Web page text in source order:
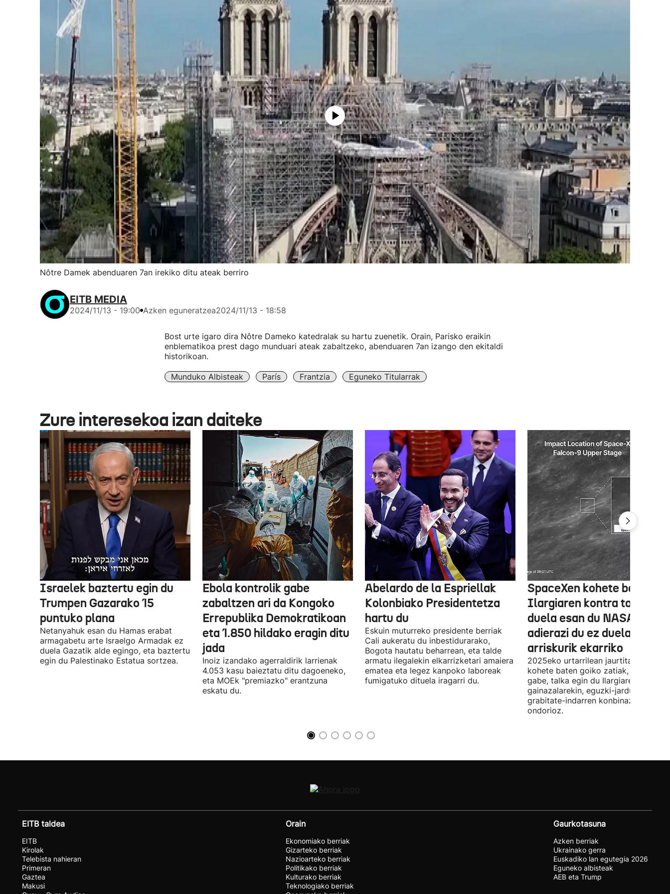
Nôtre Damek abenduaren 7an irekiko ditu ateak berriro
EITB MEDIA
2024/11/13 - 19:00 Azken eguneratzea2024/11/13 - 18:58
Bost urte igaro dira Nôtre Dameko katedralak su hartu zuenetik. Orain, Parisko eraikin
enblematikoa prest dago munduari ateak zabaltzeko, abenduaren 7an izango den ekitaldi
historikoan.
Munduko Albisteak París Frantzia Eguneko Titularrak
Zure interesekoa izan daiteke
Israelek baztertu egin du
Trumpen Gazarako 15
puntuko plana
Netanyahuk esan du Hamas erabat
armagabetu arte Israelgo Armadak ez
duela Gazatik alde egingo, eta baztertu
egin du Palestinako Estatua sortzea.
Ebola kontrolik gabe
zabaltzen ari da Kongoko
Errepublika Demokratikoan
eta 1.850 hildako eragin ditu
jada
Inoiz izandako agerraldirik larrienak
4.053 kasu baieztatu ditu dagoeneko,
eta MOEk "premiazko" erantzuna
eskatu du.
Abelardo de la Espriellak
Kolonbiako Presidentetza
hartu du
Eskuin muturreko presidente berriak
Cali aukeratu du inbestidurarako,
Bogota hautatu beharrean, eta talde
armatu ilegalekin elkarrizketari amaiera
ematea eta legez kanpoko laboreak
fumigatuko dituela iragarri du.
SpaceXen kohete batek
Ilargiaren kontra talka
duela esan du NASAk,
adierazi du ez duela
arriskurik ekarriko
2025eko urtarrilean jaurtitako
kohete baten goiko zatiak, planifikatu
gabe, talka egin du Ilargiaren
gainazalarekin, eguzki-jardueraren
grabitate-indarren konbinazio baten
ondorioz.
EITB taldea
EITB
Kirolak
Telebista nahieran
Primeran
Gaztea
Makusi
Orain
Ekonomiako berriak
Gizarteko berriak
Nazioarteko berriak
Politikako berriak
Kulturako berriak
Teknologiako berriak
Gaurkotasuna
Azken berriak
Ukrainako gerra
Euskadiko lan egutegia 2026
Eguneko albisteak
AEB eta Trump